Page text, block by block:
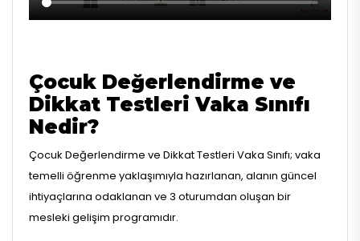
Çocuk Değerlendirme ve
Dikkat Testleri Vaka Sınıfı
Nedir?
Çocuk Değerlendirme ve Dikkat Testleri Vaka Sınıfı; vaka
temelli öğrenme yaklaşımıyla hazırlanan, alanın güncel
ihtiyaçlarına odaklanan ve 3 oturumdan oluşan bir
mesleki gelişim programıdır.